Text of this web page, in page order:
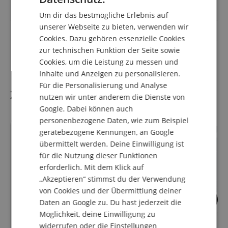
auch für Kinder Ja
Messing
Zubehör
K&M Saxophonständer 14300
FRENCH
SPANISH
Um dir das bestmögliche Erlebnis auf
unserer Webseite zu bieten, verwenden wir
Cookies. Dazu gehören essenzielle Cookies
zur technischen Funktion der Seite sowie
Cookies, um die Leistung zu messen und
Inhalte und Anzeigen zu personalisieren.
Für die Personalisierung und Analyse
nutzen wir unter anderem die Dienste von
Google. Dabei können auch
personenbezogene Daten, wie zum Beispiel
gerätebezogene Kennungen, an Google
übermittelt werden. Deine Einwilligung ist
für die Nutzung dieser Funktionen
erforderlich. Mit dem Klick auf
„Akzeptieren“ stimmst du der Verwendung
von Cookies und der Übermittlung deiner
Daten an Google zu. Du hast jederzeit die
Möglichkeit, deine Einwilligung zu
widerrufen oder die Einstellungen